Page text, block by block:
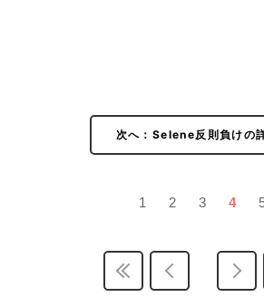
次へ：Selene反則負けの
1 2 3 4